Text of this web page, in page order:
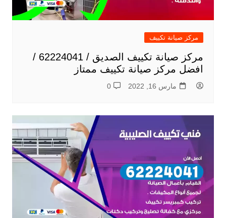
مركز صيانة تكييف
مركز صيانة تكييف الصديق / 62224041 /
افضل مركز صيانة تكييف ممتاز
مارس 16, 2022 0